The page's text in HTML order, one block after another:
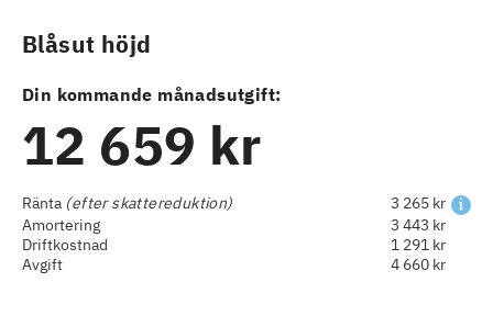
Blåsut höjd
Din kommande månadsutgift:
12 659 kr
Ränta (efter skattereduktion)
3 265 kr
Amortering
3 443 kr
Driftkostnad
1 291 kr
Avgift
4 660 kr